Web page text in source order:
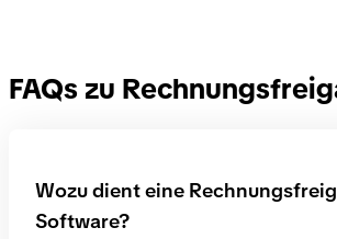
FAQs zu
Wozu dient eine
Software?